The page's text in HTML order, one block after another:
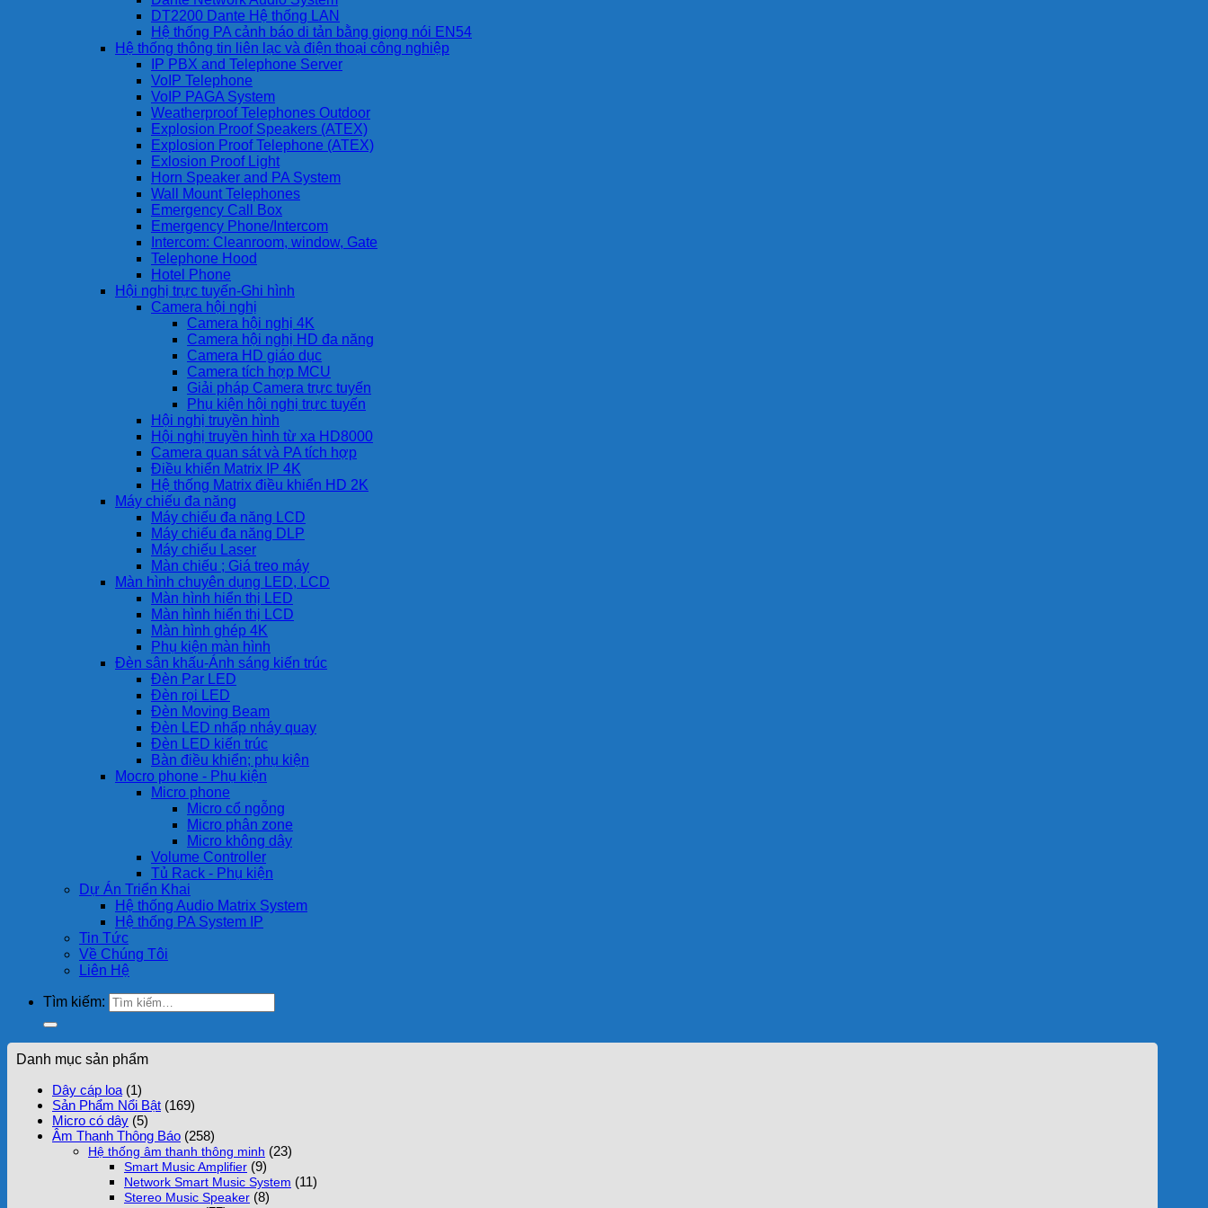
DT2200 Dante Hệ thống LAN
Hệ thống PA cảnh báo di tản bằng giọng nói EN54
Hệ thống thông tin liên lạc và điện thoại công nghiệp
IP PBX and Telephone Server
VoIP Telephone
VoIP PAGA System
Weatherproof Telephones Outdoor
Explosion Proof Speakers (ATEX)
Explosion Proof Telephone (ATEX)
Exlosion Proof Light
Horn Speaker and PA System
Wall Mount Telephones
Emergency Call Box
Emergency Phone/Intercom
Intercom: Cleanroom, window, Gate
Telephone Hood
Hotel Phone
Hội nghị trực tuyến-Ghi hình
Camera hội nghị
Camera hội nghị 4K
Camera hội nghị HD đa năng
Camera HD giáo dục
Camera tích hợp MCU
Giải pháp Camera trực tuyến
Phụ kiện hội nghị trực tuyến
Hội nghị truyền hình
Hội nghị truyền hình từ xa HD8000
Camera quan sát và PA tích hợp
Điều khiển Matrix IP 4K
Hệ thống Matrix điều khiển HD 2K
Máy chiếu đa năng
Máy chiếu đa năng LCD
Máy chiếu đa năng DLP
Máy chiếu Laser
Màn chiếu ; Giá treo máy
Màn hình chuyên dụng LED, LCD
Màn hình hiển thị LED
Màn hình hiển thị LCD
Màn hình ghép 4K
Phụ kiện màn hình
Đèn sân khấu-Ánh sáng kiến trúc
Đèn Par LED
Đèn rọi LED
Đèn Moving Beam
Đèn LED nhấp nháy quay
Đèn LED kiến trúc
Bàn điều khiển; phụ kiện
Mocro phone - Phụ kiện
Micro phone
Micro cổ ngỗng
Micro phân zone
Micro không dây
Volume Controller
Tủ Rack - Phụ kiện
Dự Án Triển Khai
Hệ thống Audio Matrix System
Hệ thống PA System IP
Tin Tức
Về Chúng Tôi
Liên Hệ
Tìm kiếm:
Danh mục sản phẩm
Dây cáp loa (1)
Sản Phẩm Nổi Bật (169)
Micro có dây (5)
Âm Thanh Thông Báo (258)
Hệ thống âm thanh thông minh (23)
Smart Music Amplifier (9)
Network Smart Music System (11)
Stereo Music Speaker (8)